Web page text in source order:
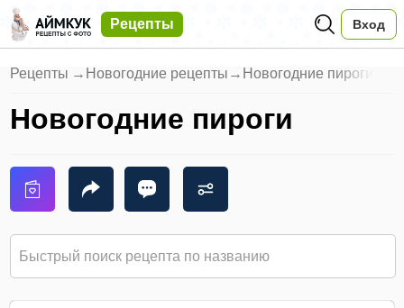
Рецепты Вход
Рецепты → Новогодние рецепты → Новогодние пироги
Новогодние пироги